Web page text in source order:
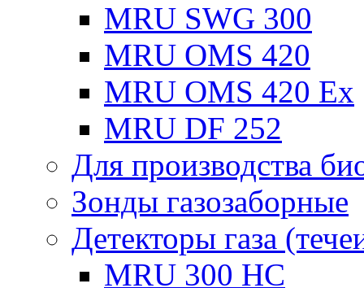
MRU SWG 300
MRU OMS 420
MRU OMS 420 Ex
MRU DF 252
Для производства
Зонды газозаборные
Детекторы газа
MRU 300 HC